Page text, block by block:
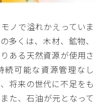
ノで溢れかえっていま
多くは、木材、鉱物、
ある天然資源が使用さ
続可能な資源管理なし
将来の世代に不足をも
た、石油が元となって